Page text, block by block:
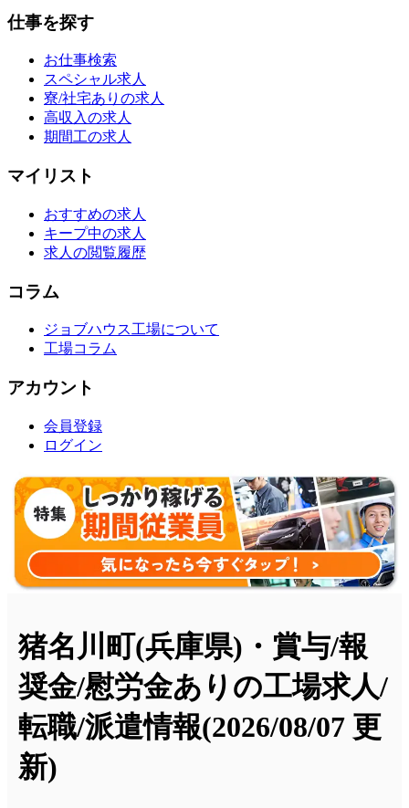
仕事を探す
お仕事検索
スペシャル求人
寮/社宅ありの求人
高収入の求人
期間工の求人
マイリスト
おすすめの求人
キープ中の求人
求人の閲覧履歴
コラム
ジョブハウス工場について
工場コラム
アカウント
会員登録
ログイン
猪名川町(兵庫県)・賞与/報
奨金/慰労金ありの工場求人/
転職/派遣情報(2026/08/07 更
新)